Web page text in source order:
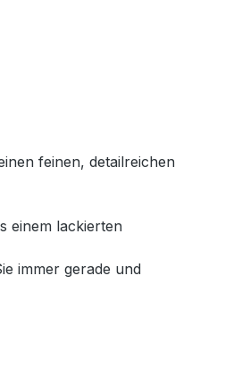
feinen, detailreichen
einem lackierten
immer gerade und